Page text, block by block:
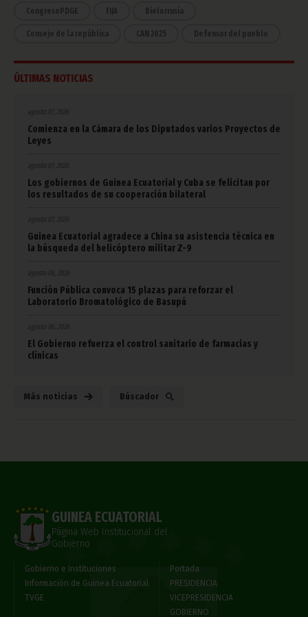
CongresoPDGE FIJA Bielorrusia
Consejo de la república CAN 2025 Defensor del pueblo
ÚLTIMAS NOTICIAS
agosto 07, 2026
Comienza en la Cámara de los Diputados varios Proyectos de
Leyes
agosto 07, 2026
Los gobiernos de Guinea Ecuatorial y Cuba se felicitan por
los resultados de su cooperación bilateral
agosto 07, 2026
Guinea Ecuatorial agradece a China su asistencia técnica en
la búsqueda del helicóptero militar Z-9
agosto 06, 2026
Función Pública convoca 15 plazas para reforzar el
Laboratorio Bromatológico de Basupú
agosto 06, 2026
El Gobierno refuerza el control sanitario de farmacias y
clínicas
Más noticias Búscador
GUINEA ECUATORIAL
Página Web Institucional del
Gobierno
Gobierno e Instituciones
Información de Guinea Ecuatorial
TVGE
Portada
PRESIDENCIA
VICEPRESIDENCIA
GOBIERNO